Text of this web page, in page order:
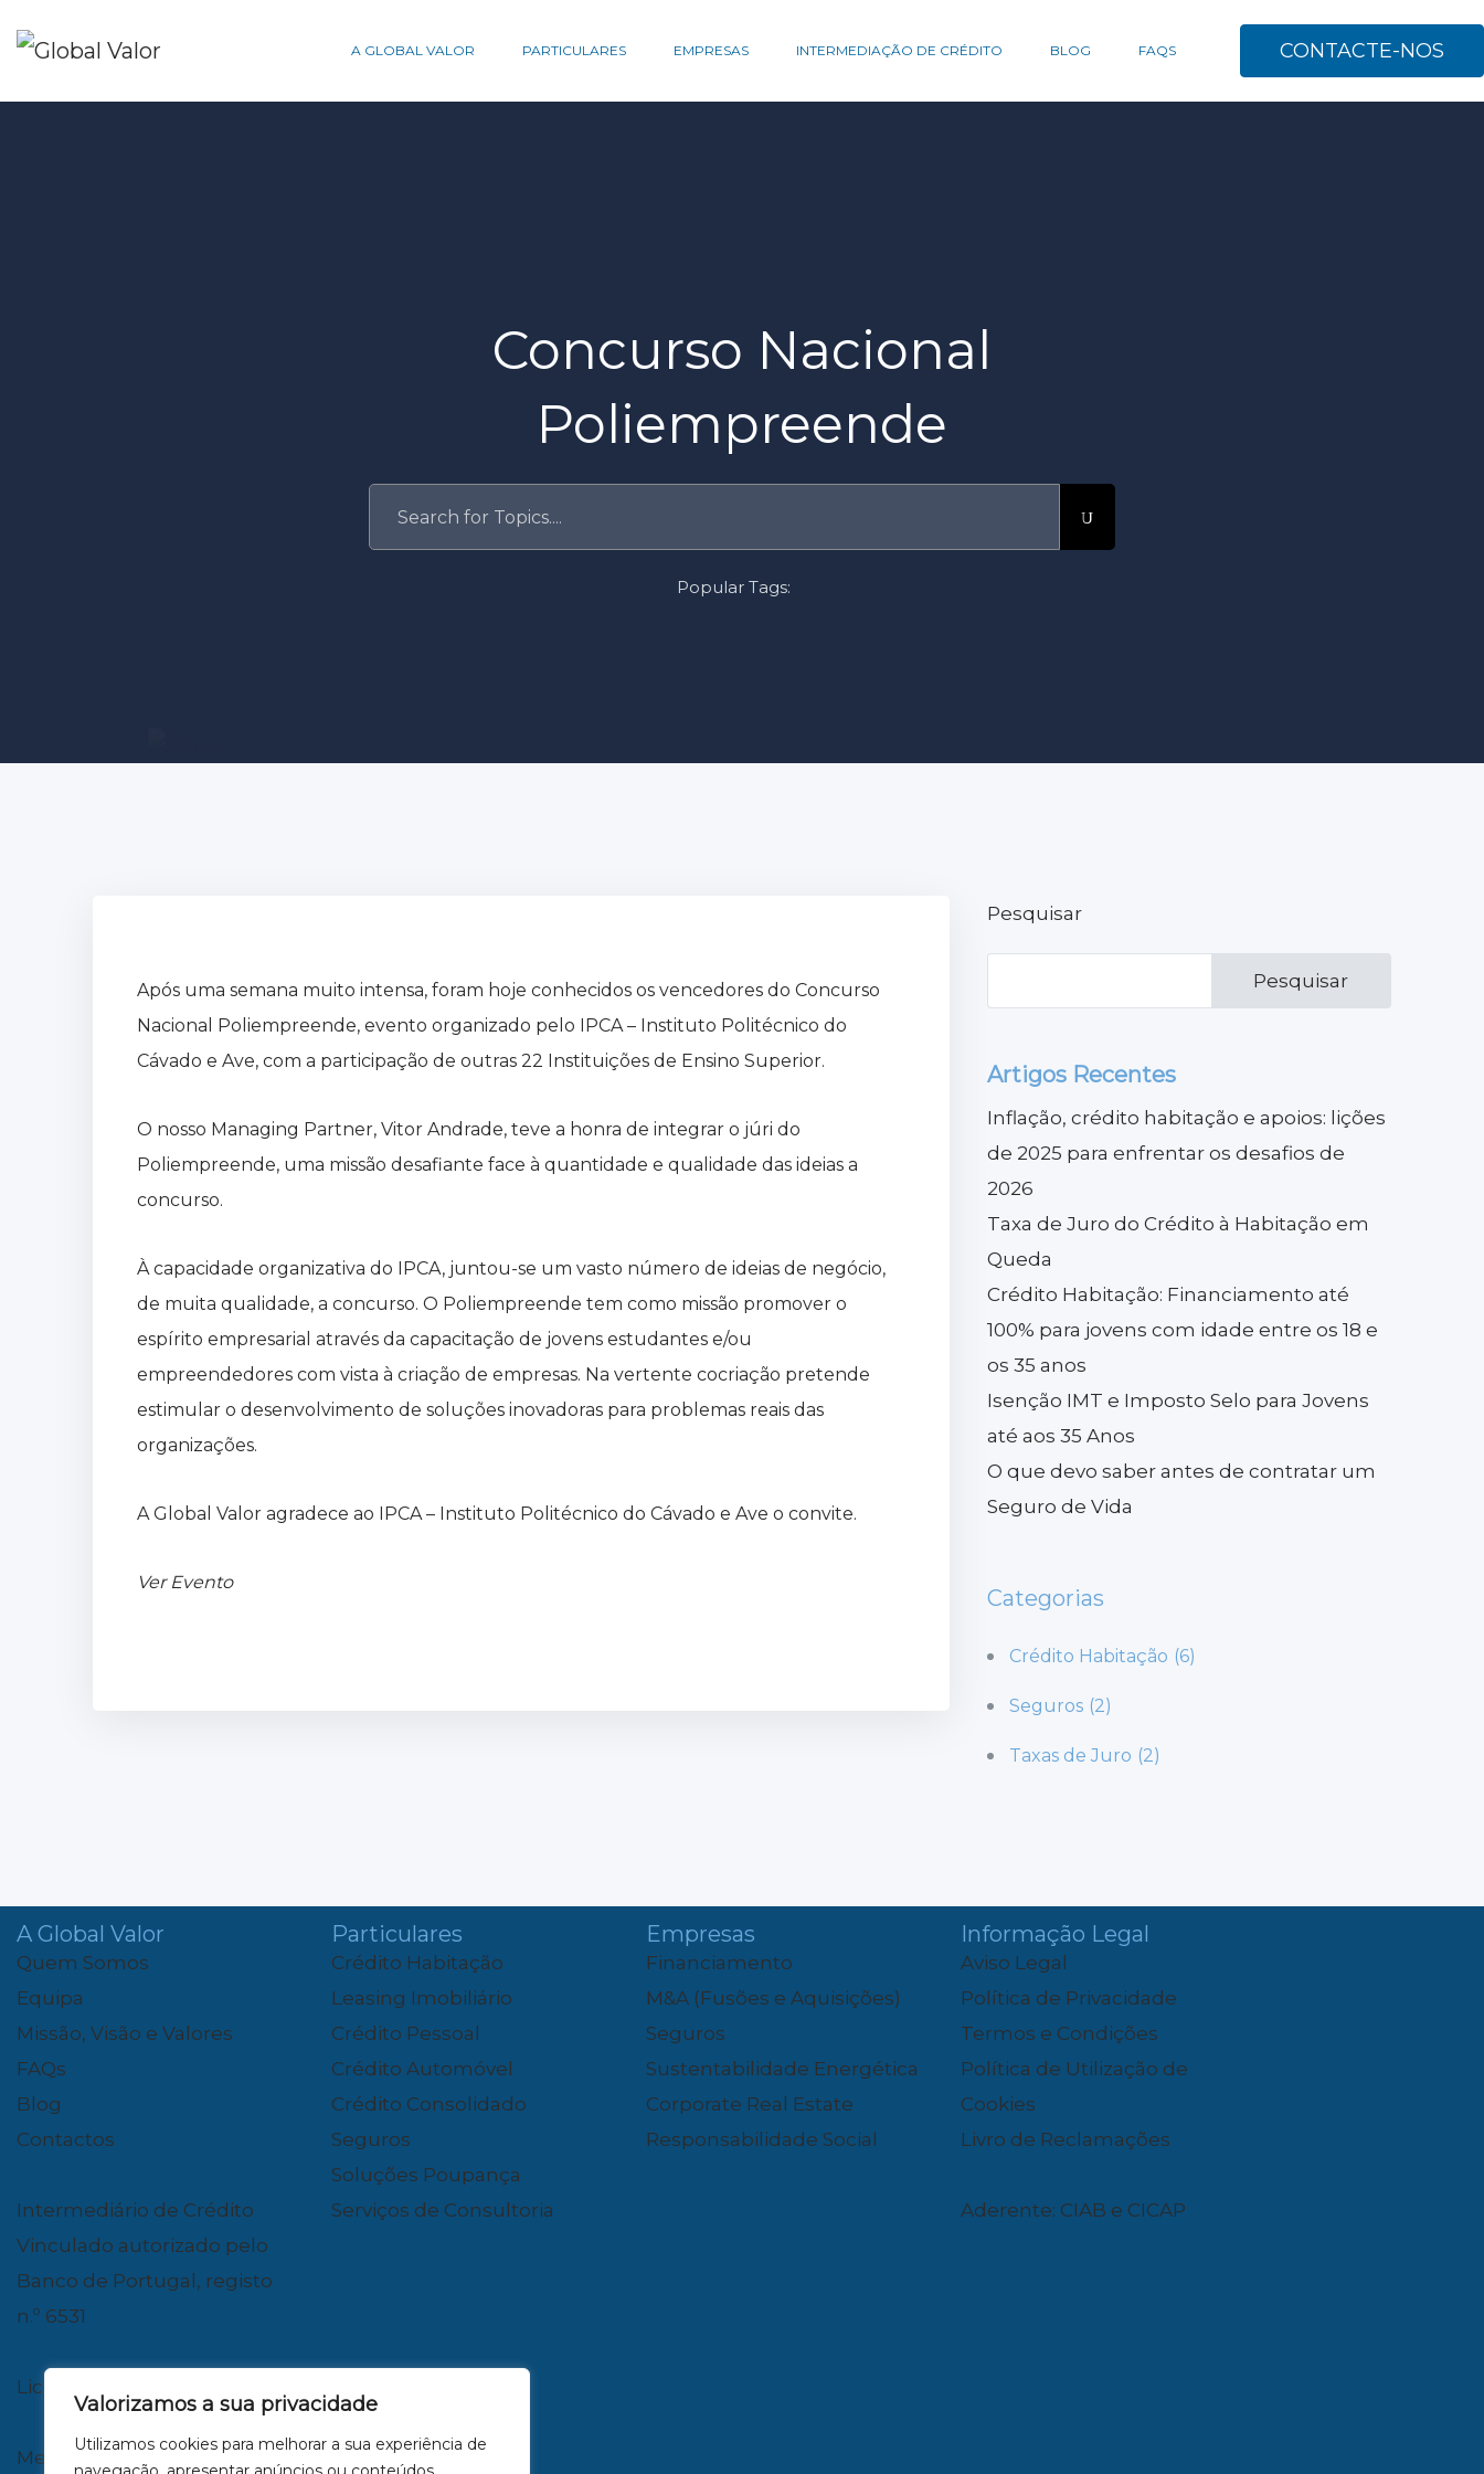
Valorizamos a sua privacidade
Utilizamos cookies para melhorar a sua experiência de
A GLOBAL VALOR PARTICULARES EMPRESAS INTERMEDIAÇÃO DE CRÉDITO BLOG FAQS CONTACTE-NOS
Concurso Nacional
Poliempreende
Popular Tags:
Após uma semana muito intensa, foram hoje conhecidos os vencedores do Concurso
Nacional Poliempreende, evento organizado pelo IPCA – Instituto Politécnico do
Cávado e Ave, com a participação de outras 22 Instituições de Ensino Superior.
O nosso Managing Partner, Vitor Andrade, teve a honra de integrar o júri do
Poliempreende, uma missão desafiante face à quantidade e qualidade das ideias a
concurso.
À capacidade organizativa do IPCA, juntou-se um vasto número de ideias de negócio,
de muita qualidade, a concurso. O Poliempreende tem como missão promover o
espírito empresarial através da capacitação de jovens estudantes e/ou
empreendedores com vista à criação de empresas. Na vertente cocriação pretende
estimular o desenvolvimento de soluções inovadoras para problemas reais das
organizações.
A Global Valor agradece ao IPCA – Instituto Politécnico do Cávado e Ave o convite.
Ver Evento
Pesquisar
Pesquisar
Artigos Recentes
Inflação, crédito habitação e apoios: lições
de 2025 para enfrentar os desafios de
2026
Taxa de Juro do Crédito à Habitação em
Queda
Crédito Habitação: Financiamento até
100% para jovens com idade entre os 18 e
os 35 anos
Isenção IMT e Imposto Selo para Jovens
até aos 35 Anos
O que devo saber antes de contratar um
Seguro de Vida
Categorias
Crédito Habitação (6)
Seguros (2)
Taxas de Juro (2)
A Global Valor
Quem Somos
Equipa
Missão, Visão e Valores
FAQs
Blog
Contactos
Intermediário de Crédito
Vinculado autorizado pelo
Banco de Portugal, registo
n.º 6531
Licença AMI n.º 23316
Mediador de Seguros
Particulares
Crédito Habitação
Leasing Imobiliário
Crédito Pessoal
Crédito Automóvel
Crédito Consolidado
Seguros
Soluções Poupança
Serviços de Consultoria
Empresas
Financiamento
M&A (Fusões e Aquisições)
Seguros
Sustentabilidade Energética
Corporate Real Estate
Responsabilidade Social
Informação Legal
Aviso Legal
Política de Privacidade
Termos e Condições
Política de Utilização de
Cookies
Livro de Reclamações
Aderente: CIAB e CICAP